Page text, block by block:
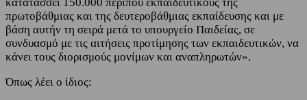
πρωτοβάθμιας και της δευτεροβάθμιας εκπαίδευσης και με
βάση αυτήν τη σειρά μετά το υπουργείο Παιδείας, σε
συνδυασμό με τις αιτήσεις προτίμησης των εκπαιδευτικών, να
κάνει τους διορισμούς μονίμων και αναπληρωτών».
Όπως λέει ο ίδιος: